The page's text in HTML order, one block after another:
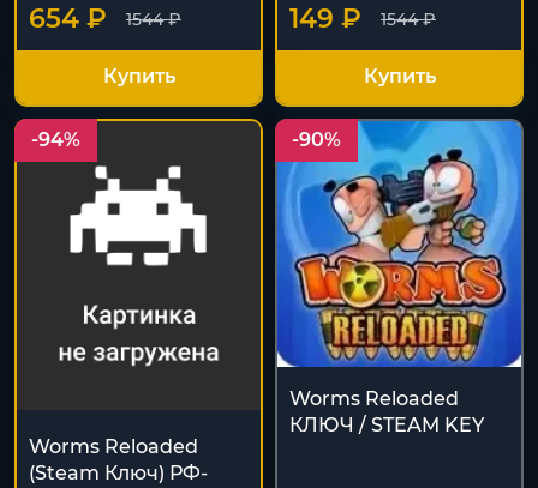
1544 ₽
654 ₽
Купить
1544 ₽
149 ₽
Купить
-94%
Worms Reloaded
(Steam Ключ) РФ-
-90%
Worms Reloaded
КЛЮЧ / STEAM KEY